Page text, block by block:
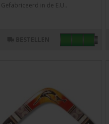
Gefabriceerd in de E.U..